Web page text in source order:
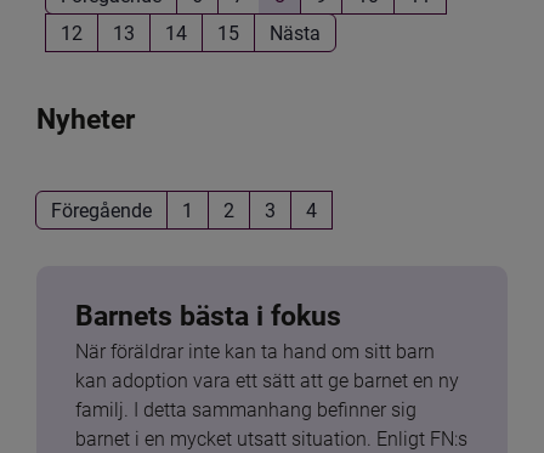
12
13 14 15 Nästa
Nyheter
Föregående 1 2 3 4
Barnets bästa i fokus
När föräldrar inte kan ta hand om sitt barn
kan adoption vara ett sätt att ge barnet en ny
familj. I detta sammanhang befinner sig
barnet i en mycket utsatt situation. Enligt FN:s